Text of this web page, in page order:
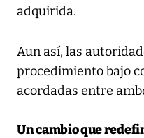
adquirida.
Aun así, las
procedimiento bajo
acordadas entre
Un cambio que